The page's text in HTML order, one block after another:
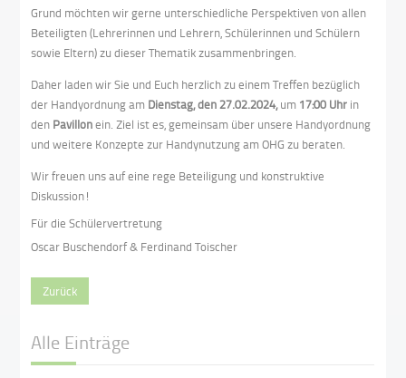
Grund möchten wir gerne unterschiedliche Perspektiven von allen
Beteiligten (Lehrerinnen und Lehrern, Schülerinnen und Schülern
sowie Eltern) zu dieser Thematik zusammenbringen.
Daher laden wir Sie und Euch herzlich zu einem Treffen bezüglich
der Handyordnung am Dienstag, den 27.02.2024,um 17:00 Uhr in
den Pavillonein. Ziel ist es, gemeinsam über unsere Handyordnung
und weitere Konzepte zur Handynutzung am OHG zu beraten.
Wir freuen uns auf eine rege Beteiligung und konstruktive
Diskussion!
Für die Schülervertretung
Oscar Buschendorf & Ferdinand Toischer
Zurück
Alle Einträge